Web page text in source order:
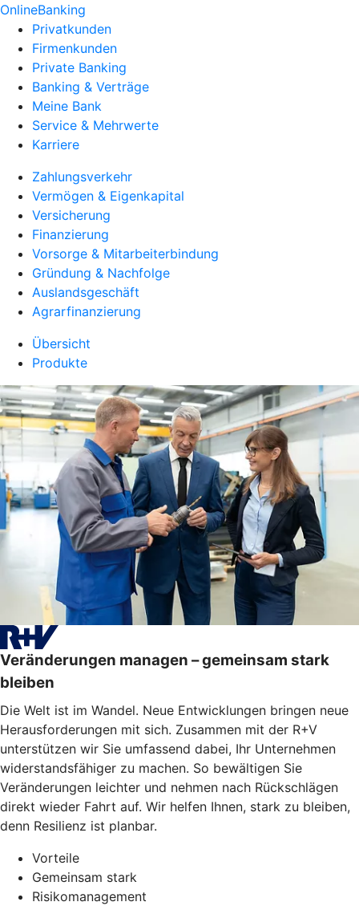
OnlineBanking
Privatkunden
Firmenkunden
Private Banking
Banking & Verträge
Meine Bank
Service & Mehrwerte
Karriere
Zahlungsverkehr
Vermögen & Eigenkapital
Versicherung
Finanzierung
Vorsorge & Mitarbeiterbindung
Gründung & Nachfolge
Auslandsgeschäft
Agrarfinanzierung
Übersicht
Produkte
Veränderungen managen – gemeinsam stark
bleiben
Die Welt ist im Wandel. Neue Entwicklungen bringen neue
Herausforderungen mit sich. Zusammen mit der R+V
unterstützen wir Sie umfassend dabei, Ihr Unternehmen
widerstandsfähiger zu machen. So bewältigen Sie
Veränderungen leichter und nehmen nach Rückschlägen
direkt wieder Fahrt auf. Wir helfen Ihnen, stark zu bleiben,
denn Resilienz ist planbar.
Vorteile
Gemeinsam stark
Risikomanagement